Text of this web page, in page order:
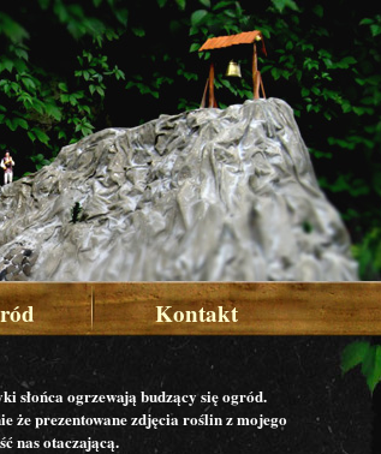
Kontakt
słońca ogrzewają budzący się ogród.
że prezentowane zdjęcia roślin z mojego
nas otaczającą.